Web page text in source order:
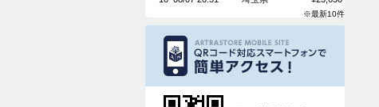
※最新10件